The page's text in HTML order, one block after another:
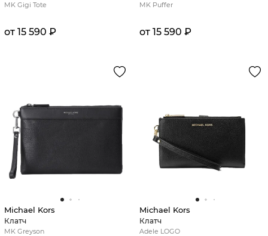
MK Gigi Tote
от 15 590 ₽
MK Puffer
от 15 590 ₽
Michael Kors
Клатч
MK Greyson
Michael Kors
Клатч
Adele LOGO